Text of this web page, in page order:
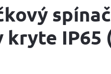
kryte IP65